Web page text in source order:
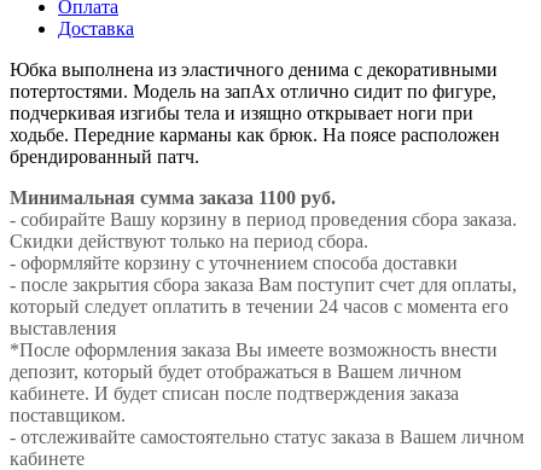
Оплата
Доставка
Юбка выполнена из эластичного денима с декоративными
потертостями. Модель на запАх отлично сидит по фигуре,
подчеркивая изгибы тела и изящно открывает ноги при
ходьбе. Передние карманы как брюк. На поясе расположен
брендированный патч.
Минимальная сумма заказа 1100 руб.
- собирайте Вашу корзину в период проведения сбора заказа.
Скидки действуют только на период сбора.
- оформляйте корзину с уточнением способа доставки
- после закрытия сбора заказа Вам поступит счет для оплаты,
который следует оплатить в течении 24 часов с момента его
выставления
*После оформления заказа Вы имеете возможность внести
депозит, который будет отображаться в Вашем личном
кабинете. И будет списан после подтверждения заказа
поставщиком.
- отслеживайте самостоятельно статус заказа в Вашем личном
кабинете